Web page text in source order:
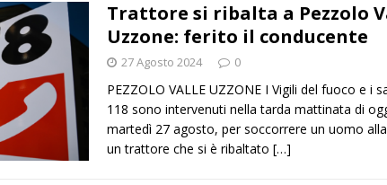
[ 6 Agosto 2026 ]
Nidi comunali: coinvolti 77 Comuni piemontesi, dalla
1,5 milioni di euro per ampliare gli orari dei servizi a parità di tariffa
[ 6 Agosto 2026 ]
ALTRE NOTIZIE
[ 6 Agosto 2026 ]
Sanità Piemonte, Gribaudo: «I cittadini pagano
Trattore si ribalta a Pezzolo
Uzzone: ferito il conducente
27 Agosto 2024 0
PEZZOLO VALLE UZZONE I Vigili del fuoco e i
118 sono intervenuti nella tarda mattinata di
martedì 27 agosto, per soccorrere un uomo
un trattore che si è ribaltato […]